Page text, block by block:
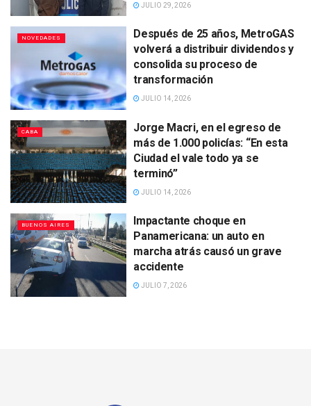
JULIO 29, 2026
NOVEDADES
Después de 25 años, MetroGAS
volverá a distribuir dividendos y
consolida su proceso de
transformación
JULIO 14, 2026
CABA
Jorge Macri, en el egreso de
más de 1.000 policías: “En esta
Ciudad el vale todo ya se
terminó”
JULIO 14, 2026
BUENOS AIRES
Impactante choque en
Panamericana: un auto en
marcha atrás causó un grave
accidente
JULIO 7, 2026